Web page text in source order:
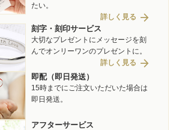
たい。
詳しく見る arrow_forward
刻字・刻印サービス
大切なプレゼントにメッセージを刻
んでオンリーワンのプレゼントに。
詳しく見る arrow_forward
即配（即日発送）
15時までにご注文いただいた場合は
即日発送。
アフターサービス